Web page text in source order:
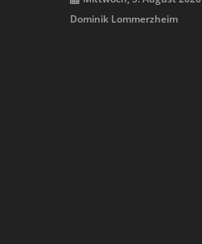
Dominik Lommerzheim